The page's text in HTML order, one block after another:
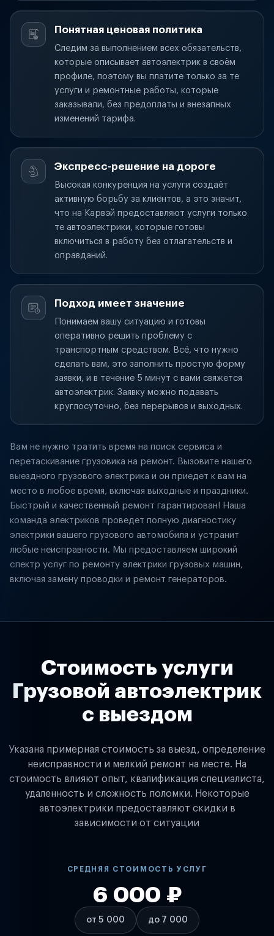
Понятная ценовая политика
Следим за выполнением всех обязательств,
которые описывает автоэлектрик в своём
профиле, поэтому вы платите только за те
услуги и ремонтные работы, которые
заказывали, без предоплаты и внезапных
изменений тарифа.
Экспресс-решение на дороге
Высокая конкуренция на услуги создаёт
активную борьбу за клиентов, а это значит,
что на Карвэй предоставляют услуги только
те автоэлектрики, которые готовы
включиться в работу без отлагательств и
оправданий.
Подход имеет значение
Понимаем вашу ситуацию и готовы
оперативно решить проблему с
транспортным средством. Всё, что нужно
сделать вам, это заполнить простую форму
заявки, и в течение 5 минут с вами свяжется
автоэлектрик. Заявку можно подавать
круглосуточно, без перерывов и выходных.
Вам не нужно тратить время на поиск сервиса и
перетаскивание грузовика на ремонт. Вызовите нашего
выездного грузового электрика и он приедет к вам на
место в любое время, включая выходные и праздники.
Быстрый и качественный ремонт гарантирован! Наша
команда электриков проведет полную диагностику
электрики вашего грузового автомобиля и устранит
любые неисправности. Мы предоставляем широкий
спектр услуг по ремонту электрики грузовых машин,
включая замену проводки и ремонт генераторов.
Стоимость услуги
Грузовой автоэлектрик
с выездом
Указана примерная стоимость за выезд, определение
неисправности и мелкий ремонт на месте. На
стоимость влияют опыт, квалификация специалиста,
удаленность и сложность поломки. Некоторые
автоэлектрики предоставляют скидки в
зависимости от ситуации
СРЕДНЯЯ СТОИМОСТЬ УСЛУГ
от 5 000
6 000 ₽
до 7 000